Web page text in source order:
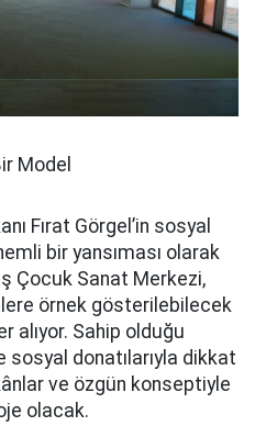
Model
Fırat Görgel’in sosyal
bir yansıması olarak
Çocuk Sanat Merkezi,
örnek gösterilebilecek
alıyor. Sahip olduğu
sosyal donatılarıyla dikkat
ve özgün konseptiyle
olacak.